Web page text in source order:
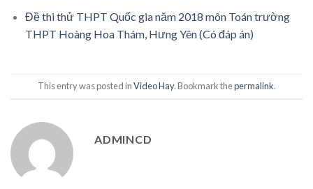
Đề thi thử THPT Quốc gia năm 2018 môn Toán trường
THPT Hoàng Hoa Thám, Hưng Yên (Có đáp án)
This entry was posted inVideo Hay. Bookmark thepermalink.
ADMINCD